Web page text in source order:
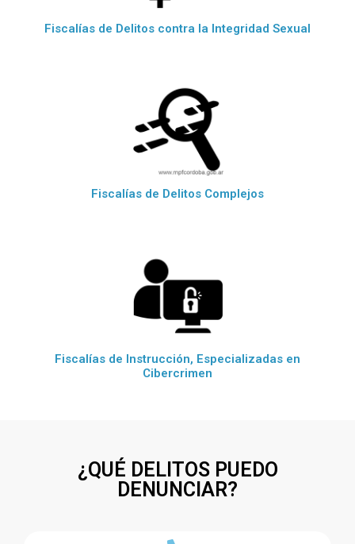
Fiscalías de Delitos contra la Integridad Sexual
Fiscalías de Delitos Complejos
Fiscalías de Instrucción, Especializadas en
Cibercrimen
¿QUÉ DELITOS PUEDO
DENUNCIAR?